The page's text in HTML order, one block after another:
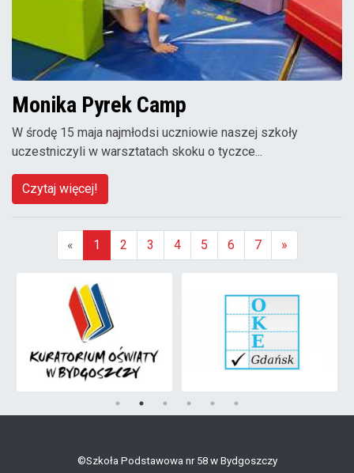
Monika Pyrek Camp
W środę 15 maja najmłodsi uczniowie naszej szkoły
uczestniczyli w warsztatach skoku o tyczce...
Czytaj więcej!
«
1
2 3 4 5 6 7 »
©Szkoła Podstawowa nr 58 w Bydgoszczy